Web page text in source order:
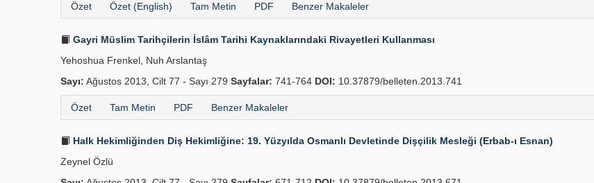
Özet Özet (English) Tam Metin PDF Benzer Makaleler
Gayri Müslim Tarihçilerin İslâm Tarihi Kaynaklarındaki Rivayetleri Kullanması
Yehoshua Frenkel, Nuh Arslantaş
Sayı: Ağustos 2013, Cilt 77 - Sayı 279 Sayfalar: 741-764 DOI: 10.37879/belleten.2013.741
Özet Tam Metin PDF Benzer Makaleler
Halk Hekimliğinden Diş Hekimliğine: 19. Yüzyılda Osmanlı Devletinde Dişçilik Mesleği (Erbab-ı Esnan)
Zeynel Özlü